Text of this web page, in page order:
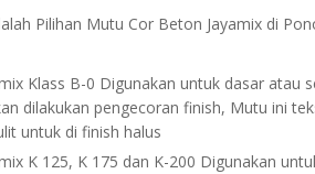
Pilihan Mutu Cor Beton Jayamix di
Klass B-0 Digunakan untuk dasar atau
dilakukan pengecoran finish, Mutu ini
untuk di finish halus
K 125, K 175 dan K-200 Digunakan